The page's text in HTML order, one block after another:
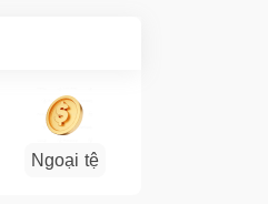
Ngoại tệ